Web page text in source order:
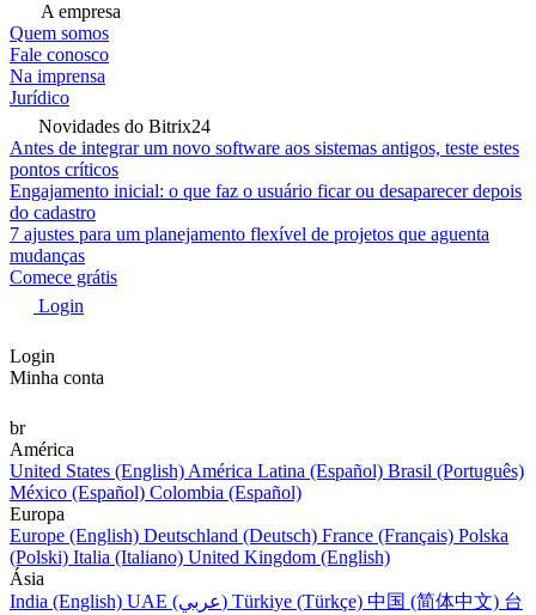
A empresa
Quem somos
Fale conosco
Na imprensa
Jurídico
Novidades do Bitrix24
Antes de integrar um novo software aos sistemas antigos, teste estes
pontos críticos
Engajamento inicial: o que faz o usuário ficar ou desaparecer depois
do cadastro
7 ajustes para um planejamento flexível de projetos que aguenta
mudanças
Comece grátis
Login
Login
Minha conta
br
América
United States (English) América Latina (Español) Brasil (Português)
México (Español) Colombia (Español)
Europa
Europe (English) Deutschland (Deutsch) France (Français) Polska
(Polski) Italia (Italiano) United Kingdom (English)
Ásia
India (English)
UAE (عربي) Türkiye (Türkçe) 中国 (简体中文) 台